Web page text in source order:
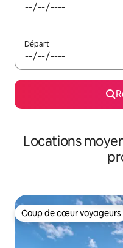
Départ
Locations
Coup de cœur voyageurs
Coup de cœur voyageurs